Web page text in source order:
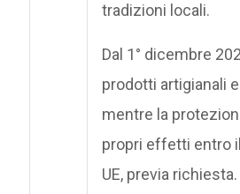
tradizioni locali.
Dal 1° dicembre
prodotti artigianali
mentre la
propri effetti entro
UE, previa richiesta.